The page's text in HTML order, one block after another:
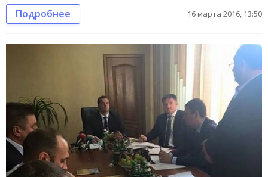
Подробнее 16 марта 2016, 13:50